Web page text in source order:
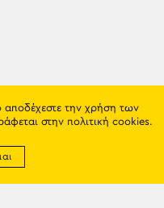
αποδέχεστε την χρήση των
στην πολιτική cookies.